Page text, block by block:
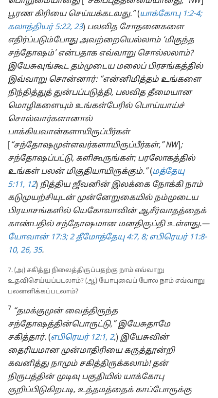
பூரண கிரியை செய்யக்கடவது.”(யாக்கோபு 1:2-4;
கலாத்தியர் 5:22, 23) பலவித சோதனைகளை
எதிர்ப்படும்போது அவற்றையெல்லாம் ‘மிகுந்த
சந்தோஷம்’ என்பதாக எவ்வாறு சொல்லலாம்?
இயேசுவுங்கூட தம்முடைய மலைப் பிரசங்கத்தில்
இவ்வாறு சொன்னார்: “என்னிமித்தம் உங்களை
நிந்தித்துத் துன்பப்படுத்தி, பலவித தீமையான
மொழிகளையும் உங்கள்பேரில் பொய்யாய்ச்
சொல்வார்களானால்
பாக்கியவான்களாயிருப்பீர்கள்
“சந்தோஷமுள்ளவர்களாயிருப்பீர்கள்,” NW] ;
சந்தோஷப்பட்டு, களிகூருங்கள்; பரலோகத்தில்
உங்கள் பலன் மிகுதியாயிருக்கும்.”(மத்தேயு
5:11, 12) நித்திய ஜீவனின் இலக்கை நோக்கி நாம்
கடுமுயற்சியுடன் முன்னேறுகையில் நம்முடைய
பிரயாசங்களில் யெகோவாவின் ஆசீர்வாதத்தைக்
காண்பதில் சந்தோஷமான மனதிருப்தி உள்ளது.—
யோவான் 17:3; 2 தீமோத்தேயு 4:7, 8; எபிரெயர் 11:8-
10, 26, 35.
7. (அ) சகித்து நிலைத்திருப்பதற்கு நாம் எவ்வாறு
உதவிசெய்யப்படலாம்? (ஆ) யோபுவைப் போல நாம் எவ்வாறு
பலனளிக்கப்படலாம்?
7 “தமக்குமுன் வைத்திருந்த
சந்தோஷத்தின்பொருட்டு,” இயேசுதாமே
சகித்தார். (எபிரெயர் 12:1, 2,) இயேசுவின்
தைரியமான முன்மாதிரியை கருத்தூன்றி
கவனித்து நாமும் சகித்திருக்கலாம்! தன்
நிருபத்தின் முடிவு பகுதியில் யாக்கோபு
குறிப்பிடுகிறபடி, உத்தமத்தைக் காப்போருக்கு